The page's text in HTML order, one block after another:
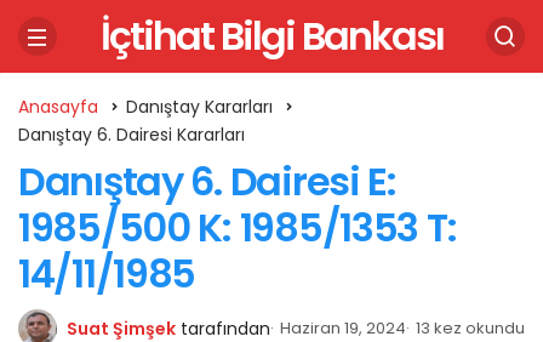
İçtihat Bilgi Bankası
Anasayfa
Danıştay Kararları
Danıştay 6. Dairesi Kararları
Danıştay 6. Dairesi E:
1985/500 K: 1985/1353 T:
14/11/1985
Suat Şimşek tarafından Haziran 19, 2024 13 kez okundu